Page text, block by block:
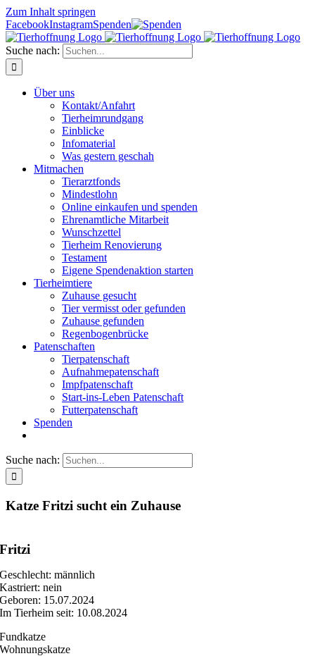
Zum Inhalt springen
FacebookInstagramSpenden
Suche nach:
Über uns
Kontakt/Anfahrt
Tierheimrundgang
Einblicke
Infomaterial
Was gestern geschah
Mitmachen
Tierarztfonds
Mindestlohn
Online einkaufen und spenden
Ehrenamtliche Mitarbeit
Wunschzettel
Tierheim Renovierung
Testament
Eigene Spendenaktion starten
Tierheimtiere
Zuhause gesucht
Tier vermisst oder gefunden
Zuhause gefunden
Regenbogenbrücke
Patenschaften
Tierpatenschaft
Aufnahmepatenschaft
Impfpatenschaft
Start-ins-Leben Patenschaft
Futterpatenschaft
Spenden
Suche nach:
Katze Fritzi sucht ein Zuhause
Fritzi
Geschlecht: männlich
Kastriert: nein
Geboren: 15.07.2024
Im Tierheim seit: 10.08.2024
Fundkatze
Wohnungskatze